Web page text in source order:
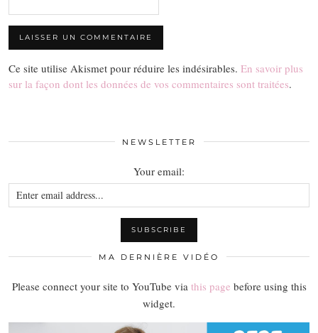
Ce site utilise Akismet pour réduire les indésirables. En savoir plus
sur la façon dont les données de vos commentaires sont traitées.
NEWSLETTER
Your email:
MA DERNIÈRE VIDÉO
Please connect your site to YouTube via this page before using this
widget.